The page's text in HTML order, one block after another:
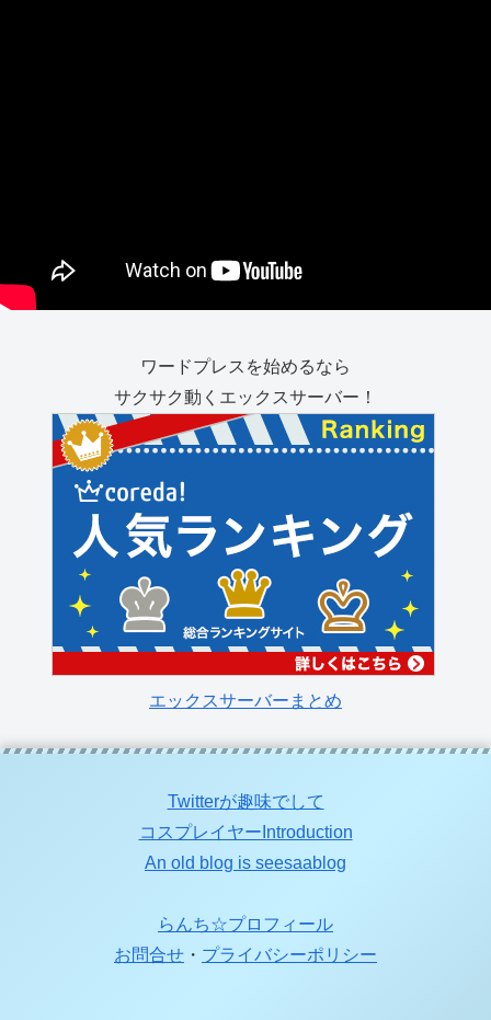
ワードプレスを始めるなら
サクサク動くエックスサーバー！
エックスサーバーまとめ
Twitterが趣味でして
コスプレイヤーIntroduction
An old blog is seesaablog
らんち☆プロフィール
お問合せ ・ プライバシーポリシー